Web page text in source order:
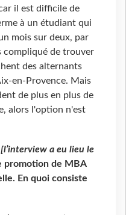
il est difficile de
à un étudiant qui
mois sur deux, par
compliqué de trouver
des alternants
en-Provence. Mais
de plus en plus de
alors l'option n'est
[l’interview a eu lieu le
promotion de MBA
En quoi consiste